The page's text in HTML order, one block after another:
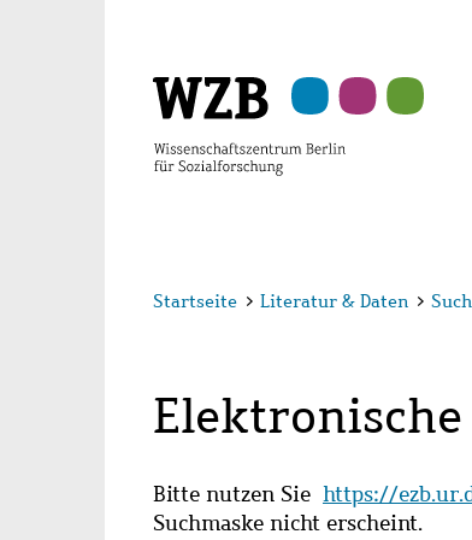
Startseite > Literatur & Daten >
Bitte nutzen Sie https://
Suchmaske nicht erscheint.